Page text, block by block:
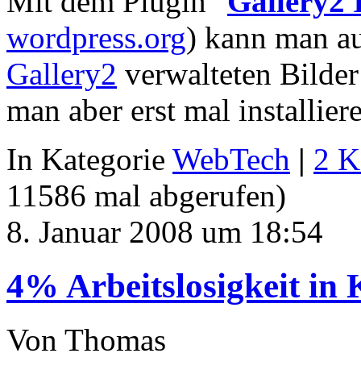
wordpress.org) kann man
Gallery2 verwalteten
man aber erst mal
In Kategorie WebTech | 2
11586 mal abgerufen)
8. Januar 2008 um 18:54
4% Arbeitslosigkeit in
Von Thomas